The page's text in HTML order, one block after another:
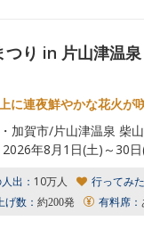
つり in 片山津温泉
に連夜鮮やかな花火が
加賀市/片山津温泉 柴
2026年8月1日(土)～30
出： 10万人 行ってみ
げ数： 約200発 有料席：